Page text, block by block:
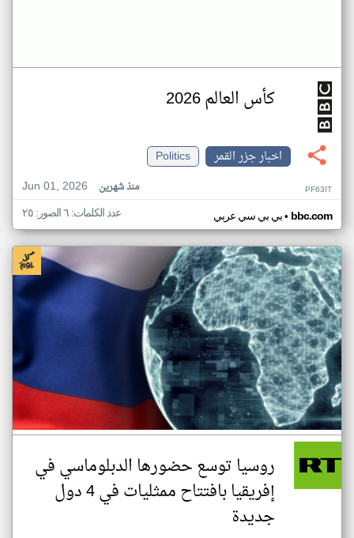
كأس العالم 2026
اخبار جزر القمر
Politics
Jun 01, 2026
منذ شهرين PF63IT
بي بي سي عربي• bbc.com عدد الكلمات: ٦ الصور: ٢٥
روسيا توسع حضورها الدبلوماسي في
إفريقيا بافتتاح ممثليات في 4 دول
جديدة